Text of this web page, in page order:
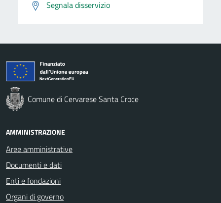
Segnala disservizio
Comune di Cervarese Santa Croce
AMMINISTRAZIONE
Aree amministrative
Documenti e dati
Enti e fondazioni
Organi di governo